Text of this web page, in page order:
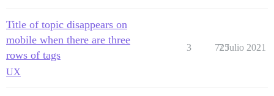
Title of topic disappears on
mobile when there are three
rows of tags
UX
3 725
7 Julio 2021